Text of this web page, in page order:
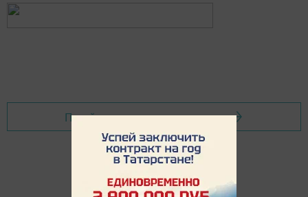
Перейти на страницу новости